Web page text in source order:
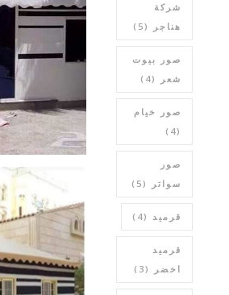
شركة
هناجر
(5)
صور بيوت
شعر
(4)
صور خيام
(4)
صور
سواتر
(5)
قرميد (4)
قرميد
اخضر
(3)